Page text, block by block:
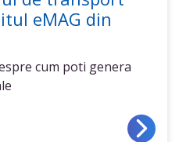
eMAG din
cum poti genera